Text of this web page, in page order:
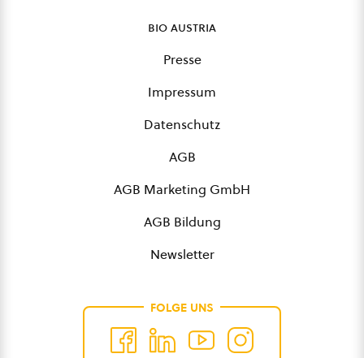
bio austria
Presse
Impressum
Datenschutz
AGB
AGB Marketing GmbH
AGB Bildung
Newsletter
FOLGE UNS